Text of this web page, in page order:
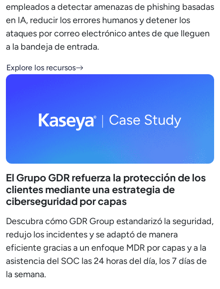
empleados a detectar amenazas de phishing basadas
en IA, reducir los errores humanos y detener los
ataques por correo electrónico antes de que lleguen
a la bandeja de entrada.
Explore los recursos
El Grupo GDR refuerza la protección de los
clientes mediante una estrategia de
ciberseguridad por capas
Descubra cómo GDR Group estandarizó la seguridad,
redujo los incidentes y se adaptó de manera
eficiente gracias a un enfoque MDR por capas y a la
asistencia del SOC las 24 horas del día, los 7 días de
la semana.